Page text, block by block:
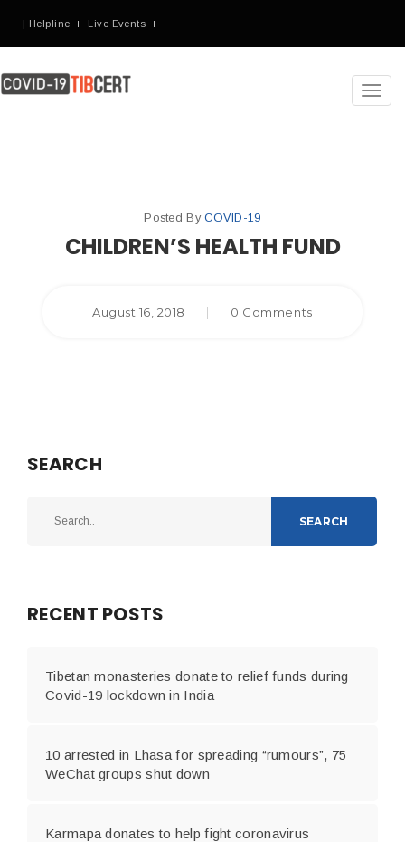
| Helpline Live Events
Posted ByCOVID-19
CHILDREN’S HEALTH FUND
August 16, 2018 | 0 Comments
SEARCH
SEARCH
RECENT POSTS
Tibetan monasteries donate to relief funds during
Covid-19 lockdown in India
10 arrested in Lhasa for spreading “rumours”, 75
WeChat groups shut down
Karmapa donates to help fight coronavirus